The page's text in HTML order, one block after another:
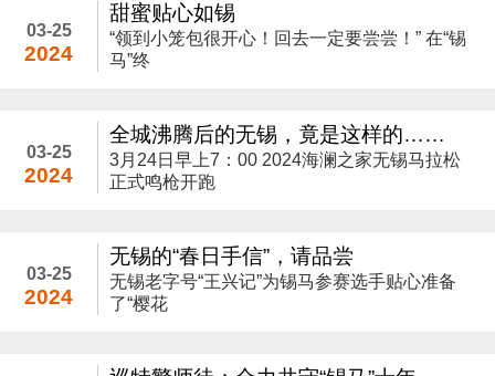
03-25
2024
甜蜜贴心如锡
“领到小笼包很开心！回去一定要尝尝！” 在“锡
马”终
03-25
2024
全城沸腾后的无锡，竟是这样的……
3月24日早上7：00 2024海澜之家无锡马拉松
正式鸣枪开跑
03-25
2024
无锡的“春日手信”，请品尝
无锡老字号“王兴记”为锡马参赛选手贴心准备
了“樱花